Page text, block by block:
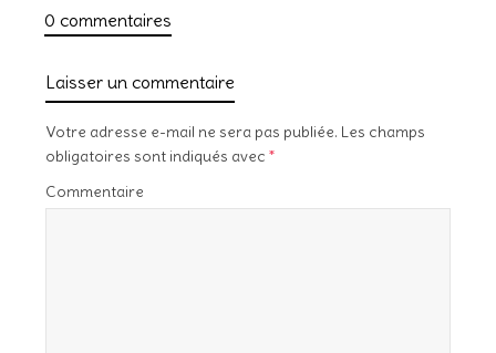
0 commentaires
Laisser un commentaire
Votre adresse e-mail ne sera pas publiée. Les champs
obligatoires sont indiqués avec *
Commentaire